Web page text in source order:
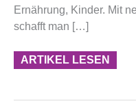
Ernährung, Kinder. Mit
schafft man […]
ARTIKEL LESEN